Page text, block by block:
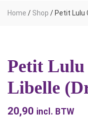
Onze merken
Hoe begin ik?
Home / Shop / Petit Lulu
Petit Lulu
Libelle
20,90 incl. BTW